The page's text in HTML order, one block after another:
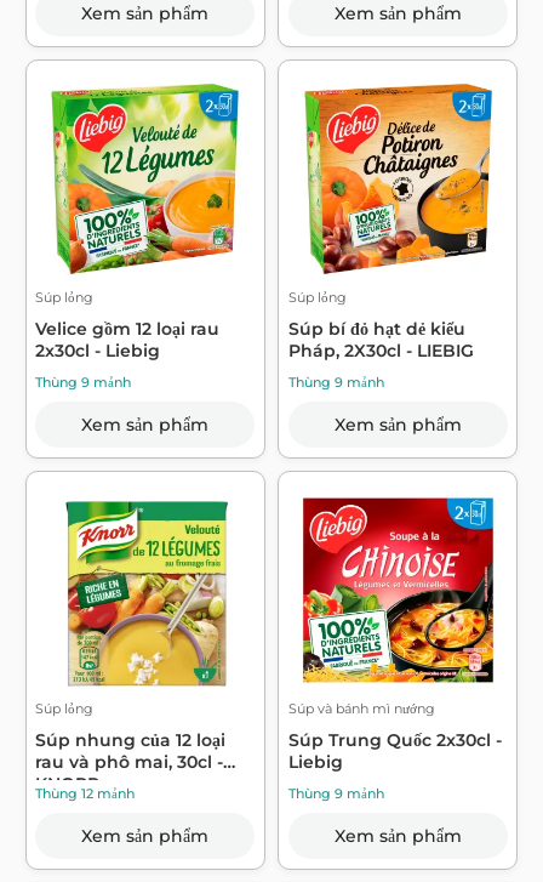
Xem sản phẩm Xem sản phẩm
Súp lỏng
Velice gồm 12 loại rau
2x30cl - Liebig
Thùng 9 mảnh
Xem sản phẩm
Súp lỏng
Súp bí đỏ hạt dẻ kiểu
Pháp, 2X30cl - LIEBIG
Thùng 9 mảnh
Xem sản phẩm
Súp lỏng
Súp nhung của 12 loại
rau và phô mai, 30cl -
KNORR
Thùng 12 mảnh
Xem sản phẩm
Súp và bánh mì nướng
Súp Trung Quốc 2x30cl -
Liebig
Thùng 9 mảnh
Xem sản phẩm